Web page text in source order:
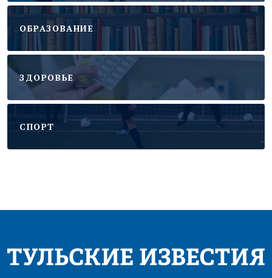
ОБРАЗОВАНИЕ
ЗДОРОВЬЕ
CПОРТ